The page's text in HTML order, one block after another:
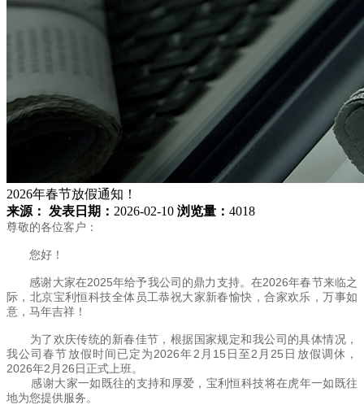
2026年春节放假通知！
来源： 发表日期： 2026-02-10 浏览量： 4018
尊敬的各位客户：
您好！
感谢大家在2025年给予我公司的鼎力支持。在2026年春节来临之
际，北京宝利恒科技全体员工恭祝大家新春愉快，合家欢乐，万事如
意，马年吉祥！
为了欢庆传统的新春佳节，根据国家规定和我公司的具体情况，
我公司春节放假时间已定为2026年2月15日至2月25日放假调休，
2026年2月26日正式上班。
感谢大家一如既往的支持和厚爱，宝利恒科技将在虎年一如既往
地为您提供服务。